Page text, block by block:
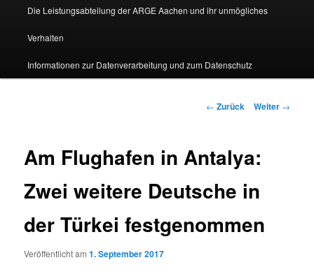
Die Leistungsabteilung der ARGE Aachen und ihr unmögliches
Verhalten
Informationen zur Datenverarbeitung und zum Datenschutz
Beitragsnavigation
← Zurück Weiter →
Am Flughafen in Antalya:
Zwei weitere Deutsche in
der Türkei festgenommen
Veröffentlicht am1. September 2017